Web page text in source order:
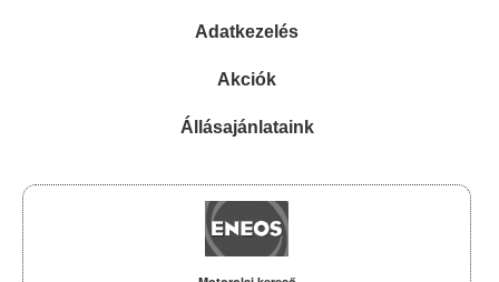
Adatkezelés
Akciók
Állásajánlataink